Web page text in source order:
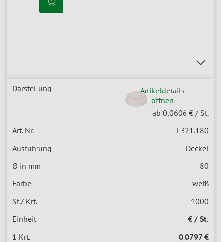
Artikeldetails
öffnen
ab 0,0606 € / St.
L321.180
Deckel
80
weiß
1000
€ / St.
0,0797 €